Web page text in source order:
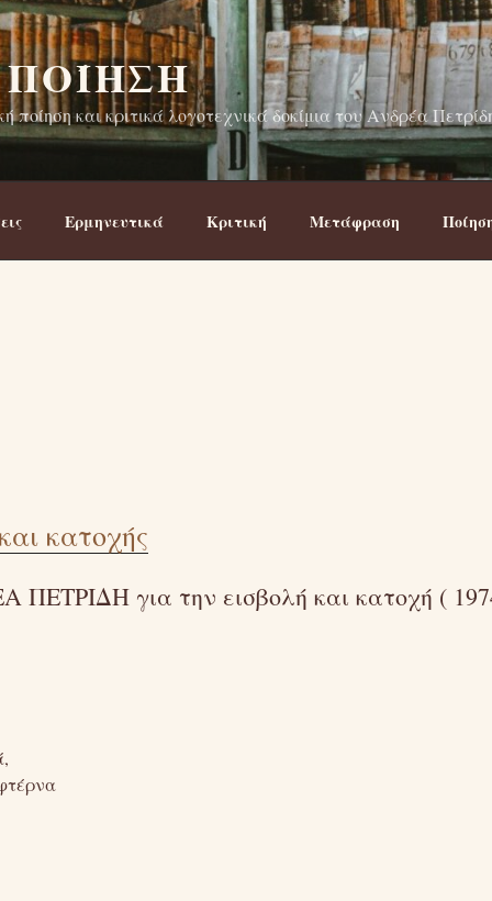
ποίηση και κριτικά λογοτεχνικά δοκίμια του Ανδρέα
Ερμηνευτικά Κριτική Μετάφραση
κατοχής
ΠΕΤΡΙΔΗ για την εισβολή και κατοχή (